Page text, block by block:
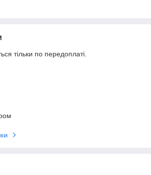
тільки по передоплаті.